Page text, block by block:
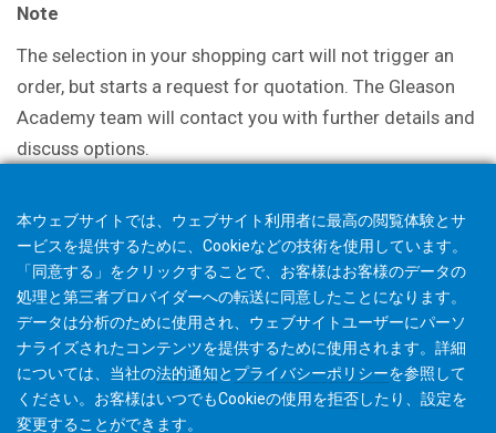
Note
The selection in your shopping cart will not trigger an
order, but starts a request for quotation. The Gleason
Academy team will contact you with further details and
discuss options.
本ウェブサイトでは、ウェブサイト利用者に最高の閲覧体験とサ
ービスを提供するために、Cookieなどの技術を使用しています。
「同意する」をクリックすることで、お客様はお客様のデータの
処理と第三者プロバイダーへの転送に同意したことになります。
データは分析のために使用され、ウェブサイトユーザーにパーソ
ナライズされたコンテンツを提供するために使用されます。詳細
については、当社の法的通知と プライバシーポリシーを参照して
ください。お客様はいつでもCookieの使用を拒否したり、 設定を
変更することができます。